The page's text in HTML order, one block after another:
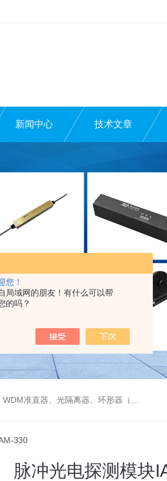
您！
局域网的朋友！有什么可以帮
的吗？
新闻中心 技术文章
射镜、光纤旋转器、偏振控制器（三环、挤压式）、光栅、波分复用器（CWDM/DWDM）等
330
脉冲光电探测模块